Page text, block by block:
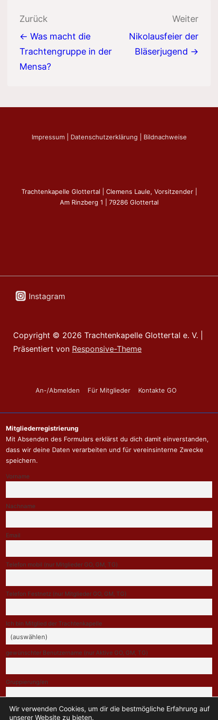
Beitragsnavigation
Zurück
← Was macht die
Trachtengruppe in der
Mensa?
Weiter
Nikolausfeier der
Bläserjugend →
Impressum| Datenschutzerklärung Bildnachweise
Trachtenkapelle Glottertal | Clemens Laule, Vorsitzender |
Am Rinzberg 1 | 79286 Glottertal
Instagram
Copyright © 2026 Trachtenkapelle Glottertal e. V.
Präsentiert von Responsive-Theme
Footer-
An-/Abmelden Für Mitglieder Kontakte GO
Mitgliederregistrierung
Mit Absenden des Formulars erklärst du dich damit einverstanden,
dass wir deine Daten verarbeiten und für vereinsinterne Zwecke
speichern.
Vorname
Nachname
Email
Telefon mobil (nur Mitglieder GO, GM, TG)
Telefon Festnetz (nur Mitglieder GO, GM, TG)
Ich bin Mitglied der Trachtenkapelle
gewünschter Benutzername (nur Aktive GO, GM, TG)
Gruppierung/en
Indem Du fortfährst, akzeptierst Du unsere Datenschutzerklärung.
Wir verwenden Cookies, um dir die bestmögliche Erfahrung auf
unserer Website zu bieten.